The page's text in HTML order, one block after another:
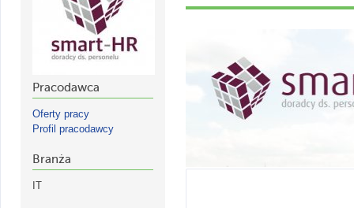
Pracodawca
Oferty pracy
Profil pracodawcy
Branża
IT